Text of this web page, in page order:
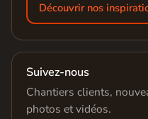
Découvrir nos
Suivez-nous
Chantiers clients,
photos et vidéos.